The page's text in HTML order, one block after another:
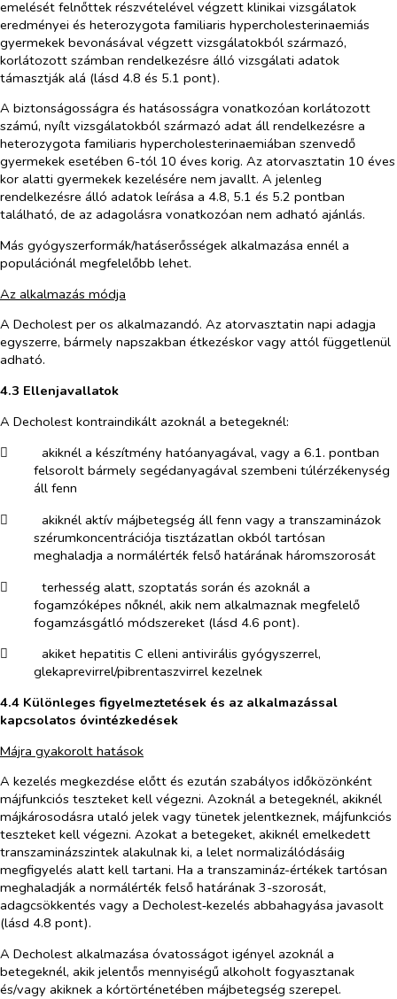
emelését felnőttek részvételével végzett klinikai vizsgálatok
eredményei és heterozygota familiaris hypercholesterinaemiás
gyermekek bevonásával végzett vizsgálatokból származó,
korlátozott számban rendelkezésre álló vizsgálati adatok
támasztják alá (lásd 4.8 és 5.1 pont).
A biztonságosságra és hatásosságra vonatkozóan korlátozott
számú, nyílt vizsgálatokból származó adat áll rendelkezésre a
heterozygota familiaris hypercholesterinaemiában szenvedő
gyermekek esetében 6-tól 10 éves korig. Az atorvasztatin 10 éves
kor alatti gyermekek kezelésére nem javallt. A jelenleg
rendelkezésre álló adatok leírása a 4.8, 5.1 és 5.2 pontban
található, de az adagolásra vonatkozóan nem adható ajánlás.
Más gyógyszerformák/hatáserősségek alkalmazása ennél a
populációnál megfelelőbb lehet.
Az alkalmazás módja
A Decholest per os alkalmazandó. Az atorvasztatin napi adagja
egyszerre, bármely napszakban étkezéskor vagy attól függetlenül
adható.
4.3 Ellenjavallatok
A Decholest kontraindikált azoknál a betegeknél:
​
akiknél a készítmény hatóanyagával, vagy a 6.1. pontban
felsorolt bármely segédanyagával szembeni túlérzékenység
áll fenn
​
akiknél aktív májbetegség áll fenn vagy a transzaminázok
szérumkoncentrációja tisztázatlan okból tartósan
meghaladja a normálérték felső határának háromszorosát
​
terhesség alatt, szoptatás során és azoknál a
fogamzóképes nőknél, akik nem alkalmaznak megfelelő
fogamzásgátló módszereket (lásd 4.6 pont).
​
akiket hepatitis C elleni antivirális gyógyszerrel,
glekaprevirrel/pibrentaszvirrel kezelnek
4.4 Különleges figyelmeztetések és az alkalmazással
kapcsolatos óvintézkedések
Májra gyakorolt hatások
A kezelés megkezdése előtt és ezután szabályos időközönként
májfunkciós teszteket kell végezni. Azoknál a betegeknél, akiknél
májkárosodásra utaló jelek vagy tünetek jelentkeznek, májfunkciós
teszteket kell végezni. Azokat a betegeket, akiknél emelkedett
transzaminázszintek alakulnak ki, a lelet normalizálódásáig
megfigyelés alatt kell tartani. Ha a transzamináz-értékek tartósan
meghaladják a normálérték felső határának 3-szorosát,
adagcsökkentés vagy a Decholest‑kezelés abbahagyása javasolt
(lásd 4.8 pont).
A Decholest alkalmazása óvatosságot igényel azoknál a
betegeknél, akik jelentős mennyiségű alkoholt fogyasztanak
és/vagy akiknek a kórtörténetében májbetegség szerepel.